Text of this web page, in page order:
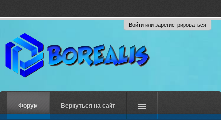
Войти или зарегистрироваться
Форум Вернуться на сайт